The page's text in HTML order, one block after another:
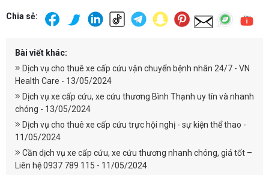
Chia sẻ:
Bài viết khác:
Dịch vụ cho thuê xe cấp cứu vận chuyển bệnh nhân 24/7 - VN
Health Care - 13/05/2024
Dịch vụ xe cấp cứu, xe cứu thương Bình Thạnh uy tín và nhanh
chóng - 13/05/2024
Dịch vụ cho thuê xe cấp cứu trực hội nghị - sự kiện thể thao -
11/05/2024
Cần dịch vụ xe cấp cứu, xe cứu thương nhanh chóng, giá tốt –
Liên hệ 0937 789 115 - 11/05/2024